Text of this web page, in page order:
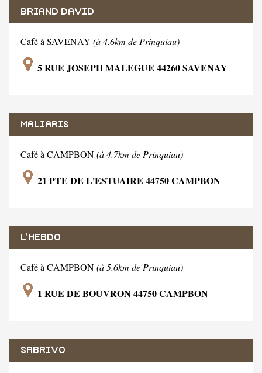
BRIAND DAVID
Café à SAVENAY (à 4.6km de Prinquiau)
5 RUE JOSEPH MALEGUE 44260 SAVENAY
MALIARIS
Café à CAMPBON(à 4.7km de Prinquiau)
21 PTE DE L'ESTUAIRE 44750 CAMPBON
L'HEBDO
Café à CAMPBON(à 5.6km de Prinquiau)
1 RUE DE BOUVRON 44750 CAMPBON
SABRIVO